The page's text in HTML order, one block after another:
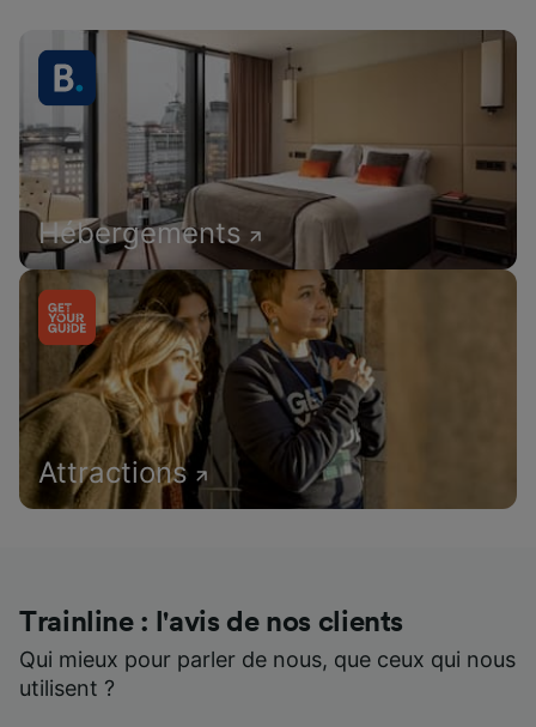
Hébergements
Attractions
Trainline : l'avis de nos clients
Qui mieux pour parler de nous, que ceux qui nous
utilisent ?